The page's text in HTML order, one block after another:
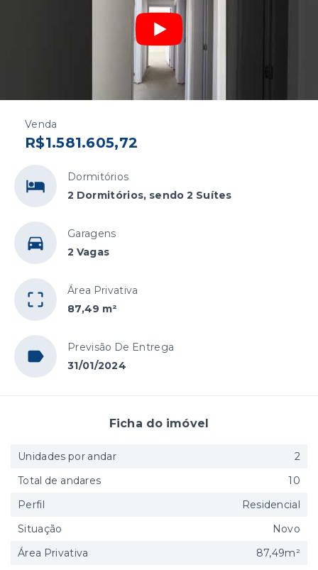
Venda
R$1.581.605,72
Dormitórios
2 Dormitórios, sendo 2 Suítes
Garagens
2 Vagas
Área Privativa
87,49 m²
Previsão De Entrega
31/01/2024
Ficha do imóvel
Unidades por andar
2
Total de andares
10
Perfil
Residencial
Situação
Novo
Área Privativa
87,49m²